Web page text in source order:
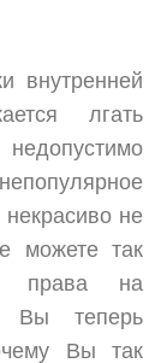
внутренней
лгать
не
можете так
права на
Вы теперь
Вы так